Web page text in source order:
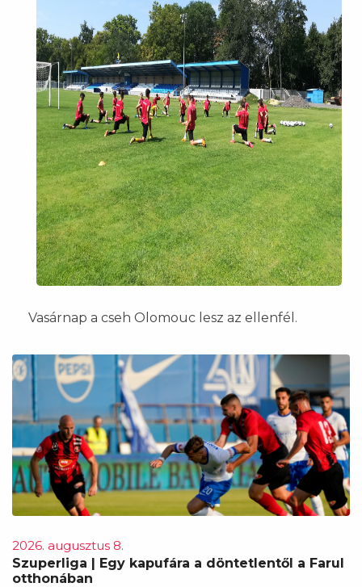
Vasárnap a cseh Olomouc lesz az ellenfél.
2026. augusztus 8.
Szuperliga | Egy kapufára a döntetlentől a Farul
otthonában